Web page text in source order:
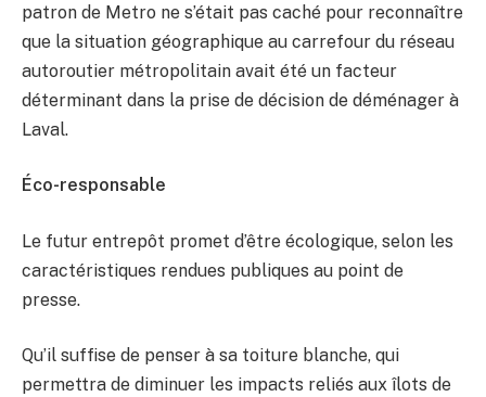
patron de Metro ne s’était pas caché pour reconnaître
que la situation géographique au carrefour du réseau
autoroutier métropolitain avait été un facteur
déterminant dans la prise de décision de déménager à
Laval.
Éco-responsable
Le futur entrepôt promet d’être écologique, selon les
caractéristiques rendues publiques au point de
presse.
Qu’il suffise de penser à sa toiture blanche, qui
permettra de diminuer les impacts reliés aux îlots de